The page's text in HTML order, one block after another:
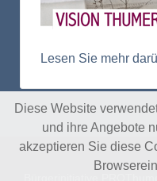
Lesen Sie mehr
Diese Website
und ihre Angebote
akzeptieren Sie diese